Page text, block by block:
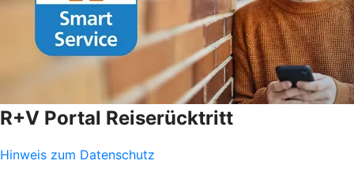
R+V Portal Reiserücktritt
Hinweis zum Datenschutz